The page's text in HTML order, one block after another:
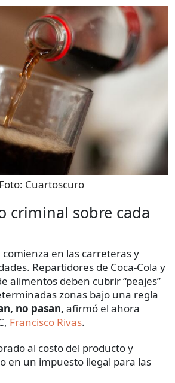
Foto: Cuartoscuro
criminal sobre cada
en las carreteras y
Repartidores de Coca-Cola y
alimentos deben cubrir “peajes”
zonas bajo una regla
no pasan, afirmó el ahora
Francisco Rivas.
al costo del producto y
en un impuesto ilegal para las